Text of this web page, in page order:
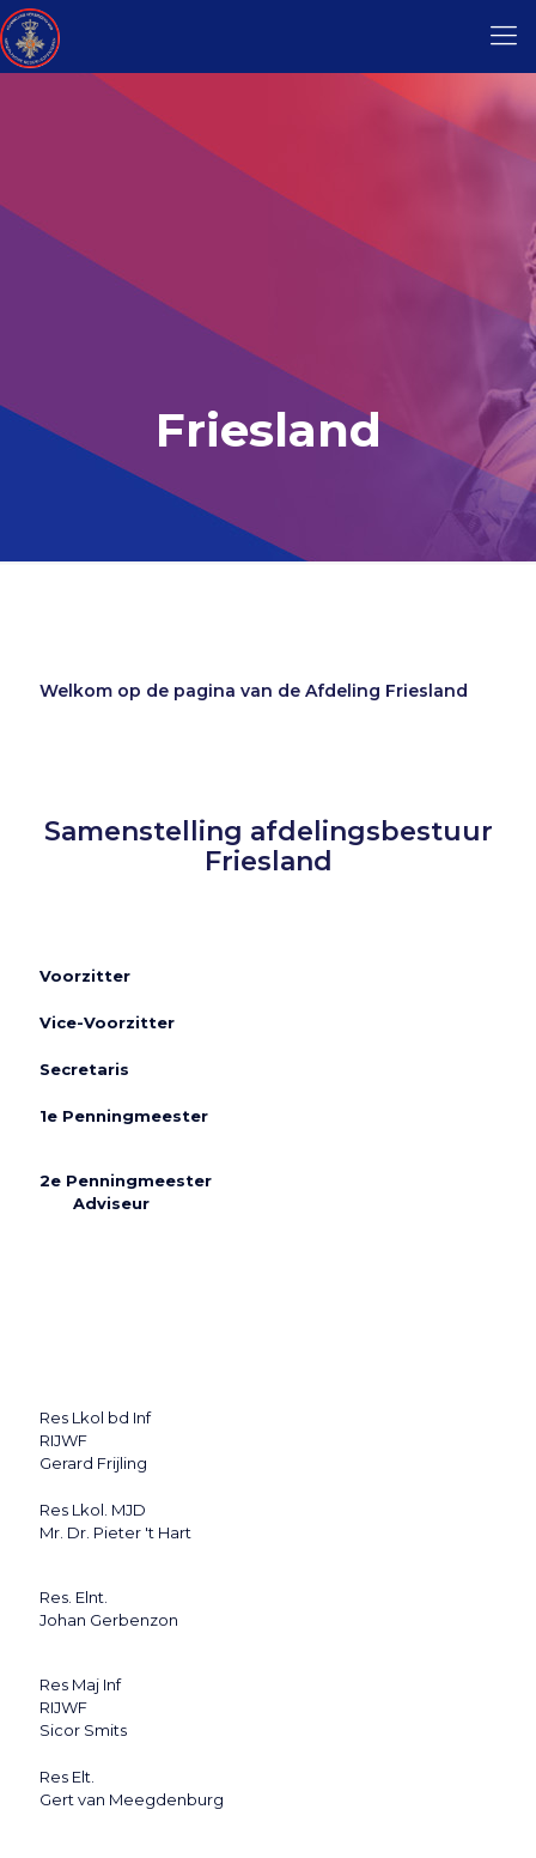
Friesland
Welkom op de pagina van de Afdeling Friesland
Samenstelling afdelingsbestuur
Friesland
Voorzitter
Vice-Voorzitter
Secretaris
1e Penningmeester
2e Penningmeester
Adviseur
Res Lkol bd Inf
RIJWF
Gerard Frijling
Res Lkol. MJD
Mr. Dr. Pieter 't Hart
Res. Elnt.
Johan Gerbenzon
Res Maj Inf
RIJWF
Sicor Smits
Res Elt.
Gert van Meegdenburg